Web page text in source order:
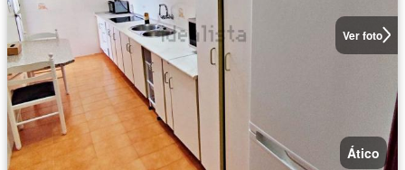
Ver foto
Ático